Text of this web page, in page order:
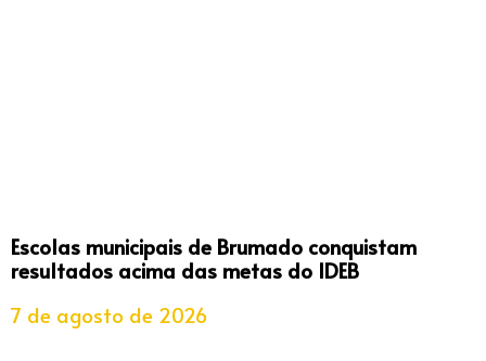
Escolas municipais de Brumado conquistam
resultados acima das metas do IDEB
7 de agosto de 2026